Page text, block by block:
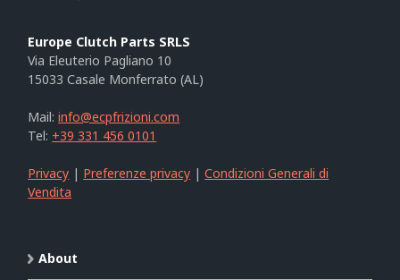
Europe Clutch Parts SRLS
Via Eleuterio Pagliano 10
15033 Casale Monferrato (AL)
Mail:info@ecpfrizioni.com
Tel: +39 331 456 0101
Privacy | Preferenze privacy |Condizioni Generali di
Vendita
About